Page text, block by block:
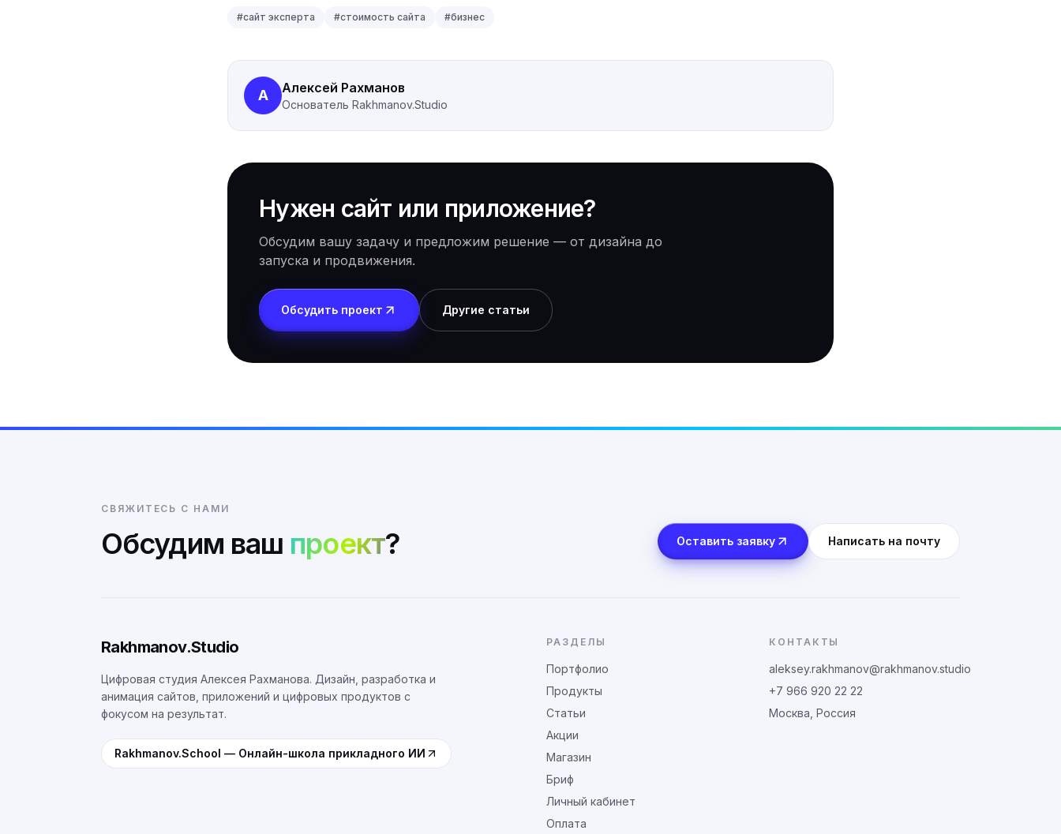
#сайт эксперта #стоимость сайта #бизнес
А Алексей Рахманов
Основатель Rakhmanov.Studio
Нужен сайт или приложение?
Обсудим вашу задачу и предложим решение — от дизайна до
запуска и продвижения.
Обсудить проект Другие статьи
СВЯЖИТЕСЬ С НАМИ
Обсудим ваш проект? Оставить заявку Написать на почту
Rakhmanov.Studio
Цифровая студия Алексея Рахманова. Дизайн, разработка и
анимация сайтов, приложений и цифровых продуктов с
фокусом на результат.
Rakhmanov.School — Онлайн-школа прикладного ИИ
РАЗДЕЛЫ
Портфолио
Продукты
Статьи
Акции
Магазин
Бриф
Личный кабинет
Оплата
КОНТАКТЫ
aleksey.rakhmanov@rakhmanov.studio
+7 966 920 22 22
Москва, Россия